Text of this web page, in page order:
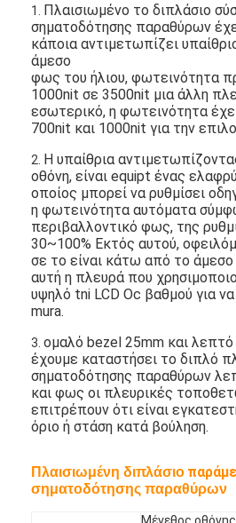
Σπίτι
Βίντεο
1. Πλαισιωμένο το διπλάσιο
σηματοδότησης παραθύρων
κάποια αντιμετωπίζει
άμεσο
φως του ήλιου, φωτεινότητα
1000nit σε 3500nit μια άλλη
εσωτερικό, η φωτεινότητα
700nit και 1000nit για την
2. Η υπαίθρια
οθόνη, είναι equipt ένας
οποίος μπορεί να ρυθμίσει
η φωτεινότητα αυτόματα
περιβαλλοντικό φως, της
30~100% Εκτός αυτού,
σε το είναι κάτω από το
αυτή η πλευρά που
υψηλό tni LCD Oc βαθμού για
mura.
3.ομαλό bezel 25mm και
έχουμε καταστήσει το διπλό
σηματοδότησης παραθύρων
και φως οι πλευρικές
επιτρέπουν ότι είναι
όριο ή στάση κατά βούληση.
Πλαισιωμένη διπλάσιο
σηματοδότησης παραθύρων